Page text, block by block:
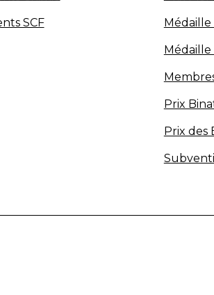
SCF Médaille
Prix
Prix des